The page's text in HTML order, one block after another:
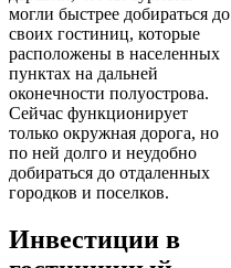
могли быстрее добираться до
своих гостиниц, которые
расположены в населенных
пунктах на дальней
оконечности полуострова.
Сейчас функционирует
только окружная дорога, но
по ней долго и неудобно
добираться до отдаленных
городков и поселков.
Инвестиции в